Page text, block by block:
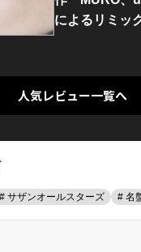
によるリミッ
人気レビュー一覧へ
# サザンオールスターズ # 名